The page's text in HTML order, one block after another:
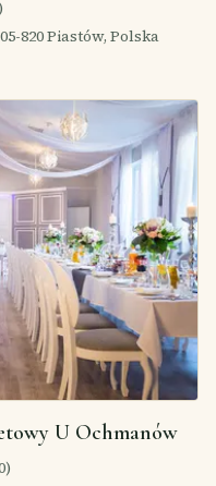
)
820 Piastów, Polska
U Ochmanów
)